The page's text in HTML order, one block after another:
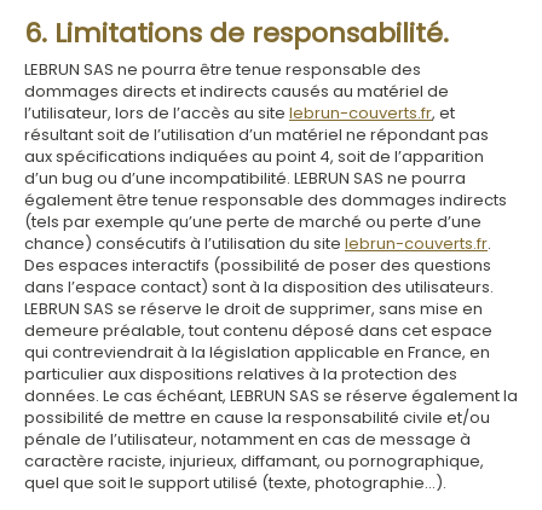
6. Limitations de responsabilité.
LEBRUN SAS ne pourra être tenue responsable des
dommages directs et indirects causés au matériel de
l’utilisateur, lors de l’accès au site lebrun-couverts.fr, et
résultant soit de l’utilisation d’un matériel ne répondant pas
aux spécifications indiquées au point 4, soit de l’apparition
d’un bug ou d’une incompatibilité. LEBRUN SAS ne pourra
également être tenue responsable des dommages indirects
(tels par exemple qu’une perte de marché ou perte d’une
chance) consécutifs à l’utilisation du site lebrun-couverts.fr.
Des espaces interactifs (possibilité de poser des questions
dans l’espace contact) sont à la disposition des utilisateurs.
LEBRUN SAS se réserve le droit de supprimer, sans mise en
demeure préalable, tout contenu déposé dans cet espace
qui contreviendrait à la législation applicable en France, en
particulier aux dispositions relatives à la protection des
données. Le cas échéant, LEBRUN SAS se réserve également la
possibilité de mettre en cause la responsabilité civile et/ou
pénale de l’utilisateur, notamment en cas de message à
caractère raciste, injurieux, diffamant, ou pornographique,
quel que soit le support utilisé (texte, photographie…).